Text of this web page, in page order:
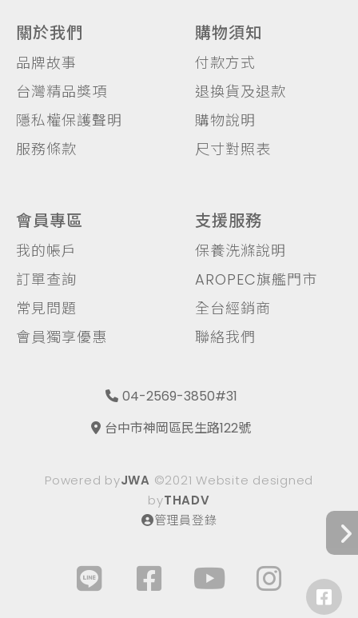
關於我們
品牌故事
台灣精品獎項
隱私權保護聲明
服務條款
購物須知
付款方式
退換貨及退款
購物說明
尺寸對照表
會員專區
我的帳戶
訂單查詢
常見問題
會員獨享優惠
支援服務
保養洗滌說明
AROPEC旗艦門市
全台經銷商
聯絡我們
04-2569-3850#31
台中市神岡區民生路122號
Powered byJWA ©2021 Website designed
byTHADV
管理員登錄